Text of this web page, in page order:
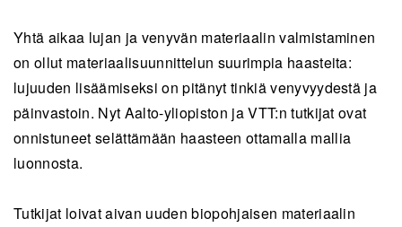
Yhtä aikaa lujan ja venyvän materiaalin valmistaminen
on ollut materiaalisuunnittelun suurimpia haasteita:
lujuuden lisäämiseksi on pitänyt tinkiä venyvyydestä ja
päinvastoin. Nyt Aalto-yliopiston ja VTT:n tutkijat ovat
onnistuneet selättämään haasteen ottamalla mallia
luonnosta.
Tutkijat loivat aivan uuden biopohjaisen materiaalin